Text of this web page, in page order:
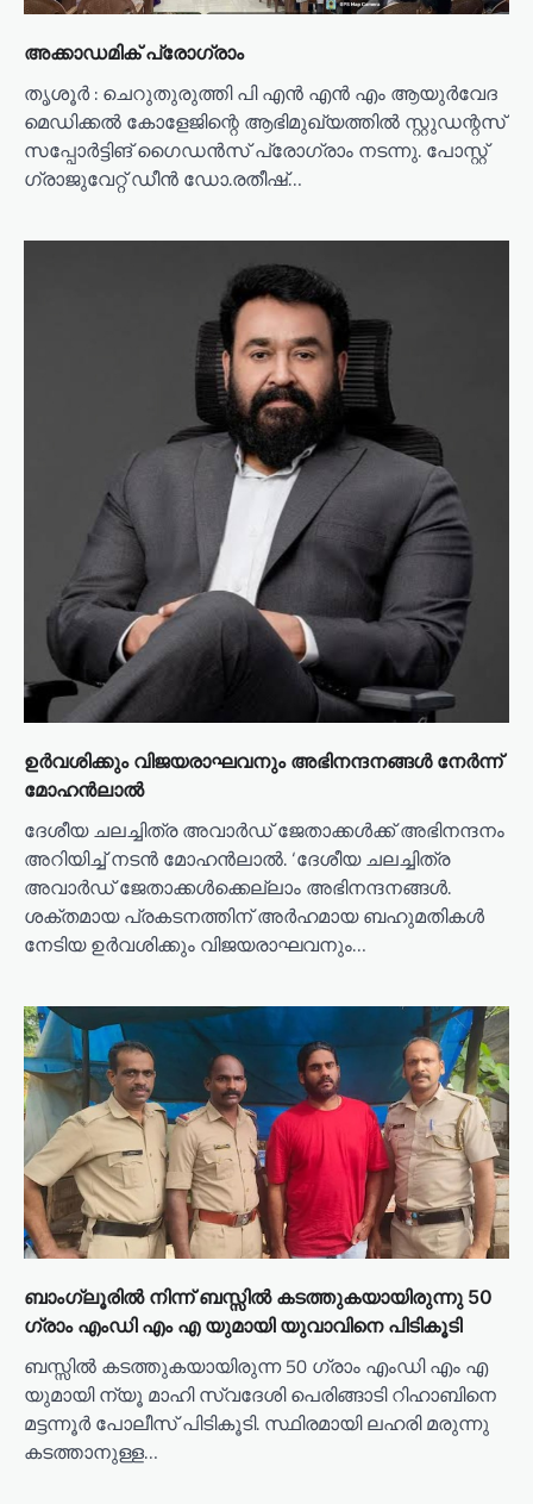
അക്കാഡമിക് പ്രോഗ്രാം
തൃശൂർ : ചെറുതുരുത്തി പി എൻ എൻ എം ആയുർവേദ
മെഡിക്കൽ കോളേജിന്റെ ആഭിമുഖ്യത്തിൽ സ്റ്റുഡന്റസ്
സപ്പോർട്ടിങ് ഗൈഡൻസ് പ്രോഗ്രാം നടന്നു. പോസ്റ്റ്‌
ഗ്രാജുവേറ്റ് ഡീൻ ഡോ.രതീഷ്…
ഉർവശിക്കും വിജയരാഘവനും അഭിനന്ദനങ്ങൾ നേർന്ന്
മോഹൻലാൽ
ദേശീയ ചലച്ചിത്ര അവാർഡ് ജേതാക്കൾക്ക് അഭിനന്ദനം
അറിയിച്ച് നടൻ മോഹൻലാൽ. ‘ദേശീയ ചലച്ചിത്ര
അവാർഡ് ജേതാക്കൾക്കെല്ലാം അഭിനന്ദനങ്ങൾ.
ശക്തമായ പ്രകടനത്തിന് അർഹമായ ബഹുമതികൾ
നേടിയ ഉർവശിക്കും വിജയരാഘവനും…
ബാംഗ്ലൂരിൽ നിന്ന് ബസ്സിൽ കടത്തുകയായിരുന്നു 50
ഗ്രാം എംഡി എം എ യുമായി യുവാവിനെ പിടികൂടി
ബസ്സിൽ കടത്തുകയായിരുന്ന 50 ഗ്രാം എംഡി എം എ
യുമായി ന്യൂ മാഹി സ്വദേശി പെരിങ്ങാടി റിഹാബിനെ
മട്ടന്നൂർ പോലീസ് പിടികൂടി. സ്ഥിരമായി ലഹരി മരുന്നു
കടത്താനുള്ള…